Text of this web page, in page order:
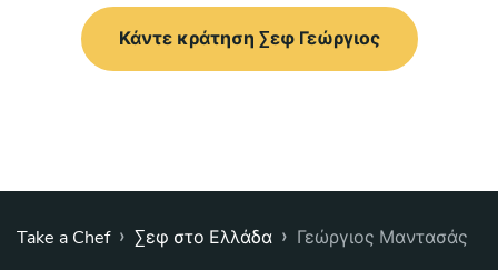
Κάντε κράτηση Σεφ Γεώργιος
Take a Chef › Σεφ στο Ελλάδα › Γεώργιος Μαντασάς